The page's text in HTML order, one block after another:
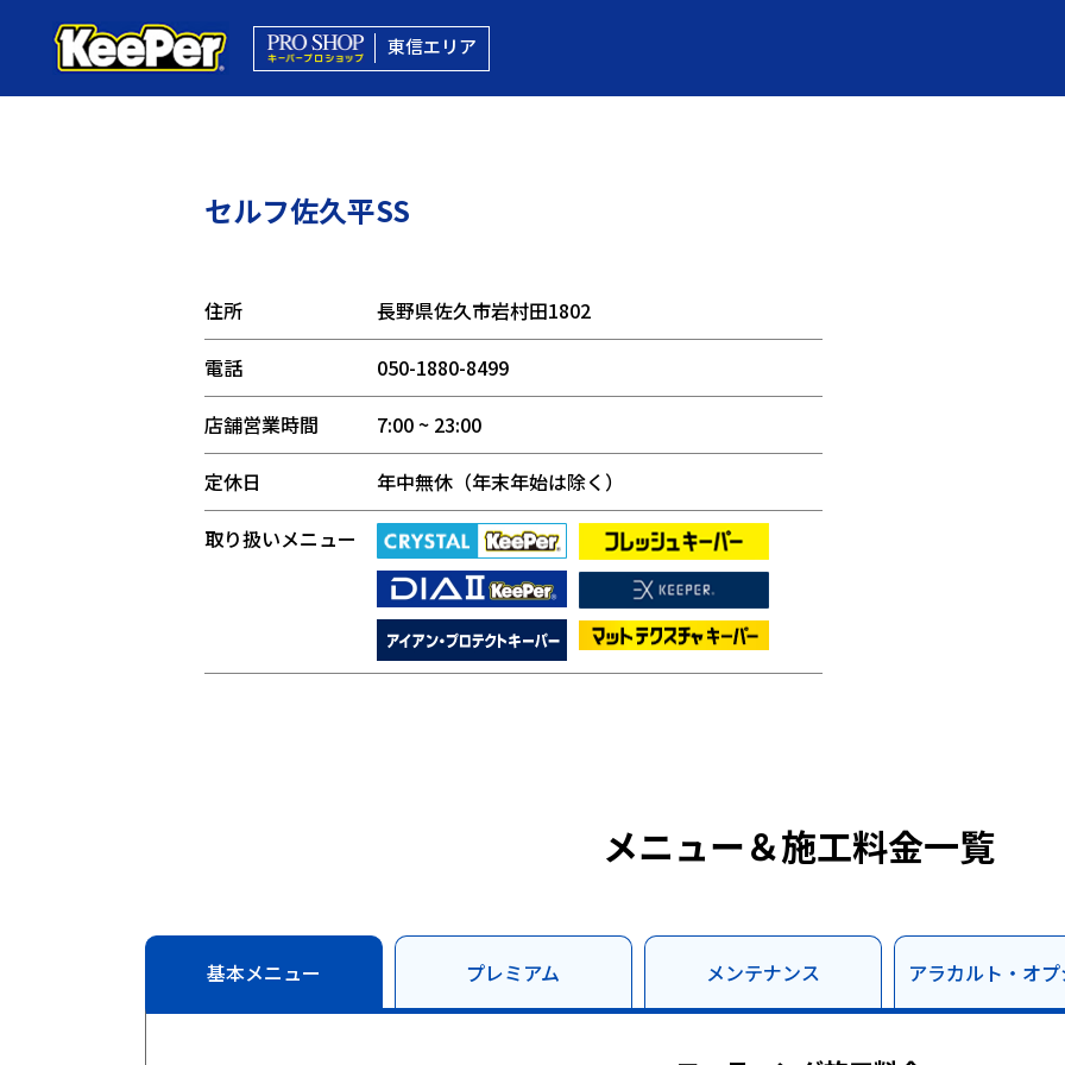
東信エリア
セルフ佐久平SS
住所
長野県佐久市岩村田1802
電話
050-1880-8499
店舗営業時間
7:00 ~ 23:00
定休日
年中無休（年末年始は除く）
取り扱いメニュー
メニュー＆施工料金一覧
基本メニュー プレミアム メンテナンス アラカルト・オ